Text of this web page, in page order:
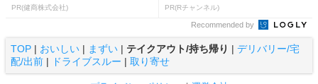
PR(健商株式会社) PR(Rチャンネル)
Recommended by
TOP | おいしい | まずい | テイクアウト/持ち帰り | デリバリー/宅
配/出前 | ドライブスルー | 取り寄せ